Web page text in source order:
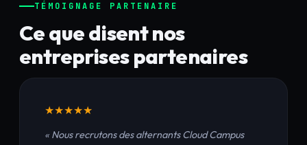
TÉMOIGNAGE PARTENAIRE
Ce que disent nos
entreprises partenaires
★★★★★
« Nous recrutons des alternants Cloud Campus